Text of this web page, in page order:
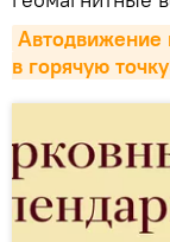
Автодвижение
в горячую